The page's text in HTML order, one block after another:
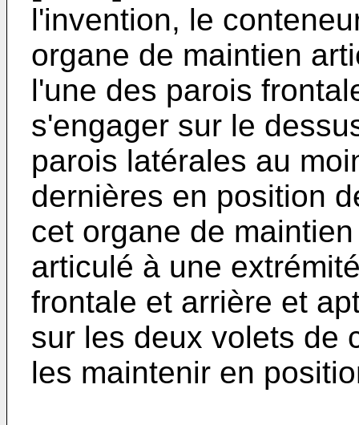
l'invention, le
organe de maintien
l'une des parois
s'engager sur le
parois latérales au
dernières en position
cet organe de
articulé à une
frontale et arrière et
sur les deux volets de
les maintenir en